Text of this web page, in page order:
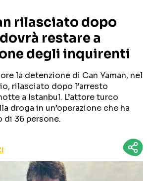
CANALI STREAMING
TRAILER
BOX OFFICE
Seguici sui social
rilasciato dopo
restare a
degli inquirenti
la detenzione di Can Yaman, nel
rilasciato dopo l’arresto
a Istanbul. L’attore turco
droga in un’operazione che ha
di 36 persone.